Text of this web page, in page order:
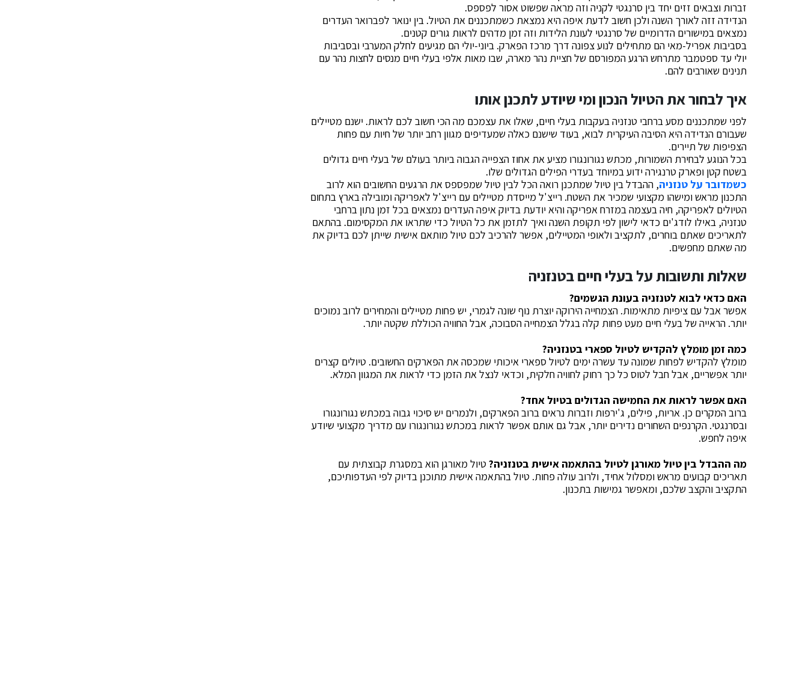
זברות וצבאים זזים יחד בין סרנגטי לקניה וזה מראה שפשוט אסור לפספס.
הנדידה זזה לאורך השנה ולכן חשוב לדעת איפה היא נמצאת כשמתכננים את הטיול. בין ינואר לפברואר העדרים
נמצאים במישורים הדרומיים של סרנגטי לעונת הלידות וזה זמן מדהים לראות גורים קטנים.
בסביבות אפריל-מאי הם מתחילים לנוע צפונה דרך מרכז הפארק. ביוני-יולי הם מגיעים לחלק המערבי ובסביבות
יולי עד ספטמבר מתרחש הרגע המפורסם של חציית נהר מארה, שבו מאות אלפי בעלי חיים מנסים לחצות נהר עם
תנינים שאורבים להם.
איך לבחור את הטיול הנכון ומי שיודע לתכנן אותו
לפני שמתכננים מסע ברחבי טנזניה בעקבות בעלי חיים, שאלו את עצמכם מה הכי חשוב לכם לראות. ישנם מטיילים
שעבורם הנדידה היא הסיבה העיקרית לבוא, בעוד שישנם כאלה שמעדיפים מגוון רחב יותר של חיות עם פחות
הצפיפות של תיירים.
בכל הנוגע לבחירת השמורות, מכתש נגורונגורו מציע את אחוז הצפייה הגבוה ביותר בעולם של בעלי חיים גדולים
בשטח קטן ופארק טרנגירה ידוע במיוחד בעדרי הפילים הגדולים שלו.
כשמדובר על טנזניה, ההבדל בין טיול שמתכנן רואה הכל לבין טיול שמפספס את הרגעים החשובים הוא לרוב
התכנון מראש ומישהו מקצועי שמכיר את השטח. רייצ'ל מייסדת מטיילים עם רייצ'ל לאפריקה ומובילה בארץ בתחום
הטיולים לאפריקה, חיה בעצמה במזרח אפריקה והיא יודעת בדיוק איפה העדרים נמצאים בכל זמן נתון ברחבי
טנזניה, באילו לודג'ים כדאי לישון לפי תקופת השנה ואיך לתזמן את כל הטיול כדי שתראו את המקסימום. בהתאם
לתאריכים שאתם בוחרים, לתקציב ולאופי המטיילים, אפשר להרכיב לכם טיול מותאם אישית שייתן לכם בדיוק את
מה שאתם מחפשים.
שאלות ותשובות על בעלי חיים בטנזניה
האם כדאי לבוא לטנזניה בעונת הגשמים?
אפשר אבל עם ציפיות מתאימות. הצמחייה הירוקה יוצרת נוף שונה לגמרי, יש פחות מטיילים והמחירים לרוב נמוכים
יותר. הראייה של בעלי חיים מעט פחות קלה בגלל הצמחייה הסבוכה, אבל החוויה הכוללת שקטה יותר.
כמה זמן מומלץ להקדיש לטיול ספארי בטנזניה?
מומלץ להקדיש לפחות שמונה עד עשרה ימים לטיול ספארי איכותי שמכסה את הפארקים החשובים. טיולים קצרים
יותר אפשריים, אבל חבל לטוס כל כך רחוק לחוויה חלקית, וכדאי לנצל את הזמן כדי לראות את המגוון המלא.
האם אפשר לראות את החמישה הגדולים בטיול אחד?
ברוב המקרים כן. אריות, פילים, ג'ירפות וזברות נראים ברוב הפארקים, ולנמרים יש סיכוי גבוה במכתש נגורונגורו
ובסרנגטי. הקרנפים השחורים נדירים יותר, אבל גם אותם אפשר לראות במכתש נגורונגורו עם מדריך מקצועי שיודע
איפה לחפש.
מה ההבדל בין טיול מאורגן לטיול בהתאמה אישית בטנזניה? טיול מאורגן הוא במסגרת קבוצתית עם
תאריכים קבועים מראש ומסלול אחיד, ולרוב עולה פחות. טיול בהתאמה אישית מתוכנן בדיוק לפי העדפותיכם,
התקציב והקצב שלכם, ומאפשר גמישות בתכנון.